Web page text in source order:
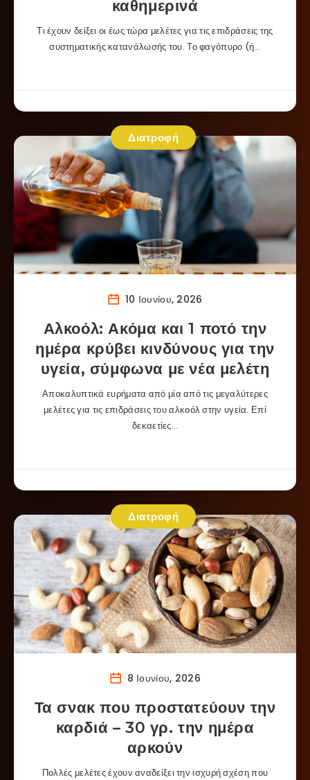
καθημερινά
Τι έχουν δείξει οι έως τώρα μελέτες για τις επιδράσεις της
συστηματικής κατανάλωσής του. Το φαγόπυρο (ή…
Διατροφή
10 Ιουνίου, 2026
Αλκοόλ: Ακόμα και 1 ποτό την
ημέρα κρύβει κινδύνους για την
υγεία, σύμφωνα με νέα μελέτη
Αποκαλυπτικά ευρήματα από μία από τις μεγαλύτερες
μελέτες για τις επιδράσεις του αλκοόλ στην υγεία. Επί
δεκαετίες…
Διατροφή
8 Ιουνίου, 2026
Τα σνακ που προστατεύουν την
καρδιά – 30 γρ. την ημέρα
αρκούν
Πολλές μελέτες έχουν αναδείξει την ισχυρή σχέση που